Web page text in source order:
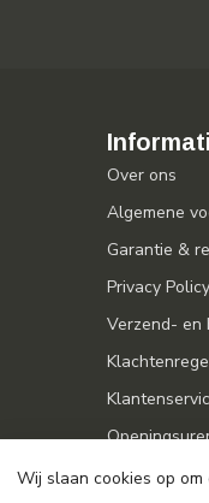
Over ons
Algemene
Garantie &
Privacy
Verzend- en
Blog
Wij slaan cookies op